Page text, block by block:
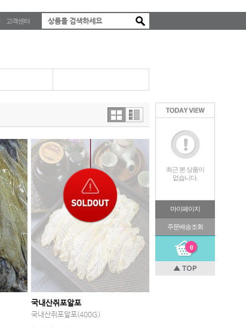
고객센터
최근 본 상품이
없습니다.
마이페이지
주문배송조회
0
국내산쥐포알포
국내산쥐포알포(400G)